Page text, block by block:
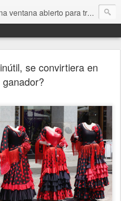
para tratar problemas que nos afectan a todxs. Temas sociales, educación, cultura, economía, política, derechos, calidad de vida. Estamos gobernados, pero queremos una calidad mayor en la política.
se convirtiera en
ganador?